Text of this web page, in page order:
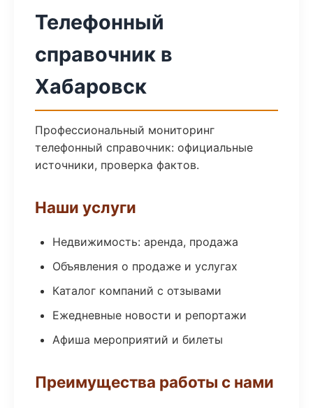
Телефонный
справочник в
Хабаровск
Профессиональный мониторинг
телефонный справочник: официальные
источники, проверка фактов.
Наши услуги
Недвижимость: аренда, продажа
Объявления о продаже и услугах
Каталог компаний с отзывами
Ежедневные новости и репортажи
Афиша мероприятий и билеты
Преимущества работы с нами